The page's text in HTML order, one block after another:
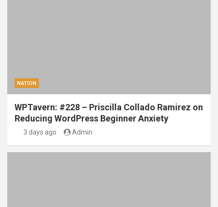
NATION
WPTavern: #228 – Priscilla Collado Ramirez on
Reducing WordPress Beginner Anxiety
3 days ago Admin